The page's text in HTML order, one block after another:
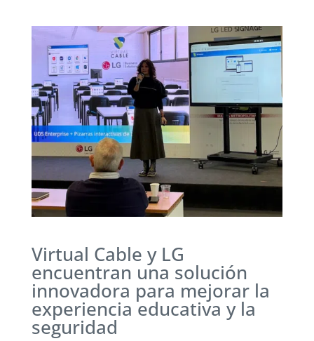
Virtual Cable y LG
encuentran una solución
innovadora para mejorar la
experiencia educativa y la
seguridad